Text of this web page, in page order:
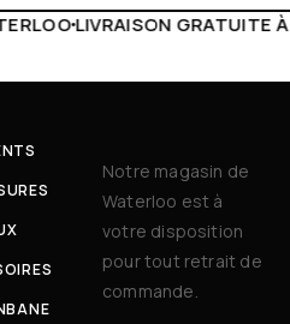
À PARTIR DE 150€LIVE
Notre magasin de
Waterloo est à
votre disposition
pour tout retrait de
commande.